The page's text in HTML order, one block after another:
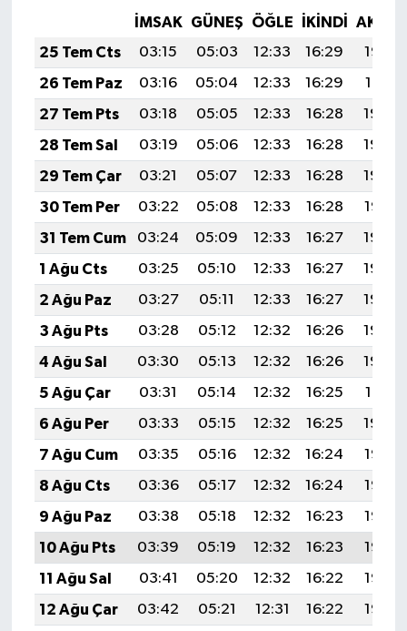
İMSAK GÜNEŞ ÖĞLE İKINDI
25 Tem Cts
03:15 05:03 12:33 16:29
19:52
26 Tem Paz
03:16 05:04 12:33 16:29
19:51
27 Tem Pts
03:18 05:05 12:33 16:28
19:50
28 Tem Sal
03:19 05:06 12:33 16:28
19:49
29 Tem Çar
03:21 05:07 12:33 16:28
19:48
30 Tem Per
03:22 05:08 12:33 16:28
19:47
31 Tem Cum
03:24 05:09 12:33 16:27
19:46
1 Ağu Cts
03:25 05:10 12:33 16:27
19:45
2 Ağu Paz
03:27 05:11 12:33 16:27
19:44
3 Ağu Pts
03:28 05:12 12:32 16:26
19:43
4 Ağu Sal
03:30 05:13 12:32 16:26
19:42
5 Ağu Çar
03:31 05:14 12:32 16:25
19:41
6 Ağu Per
03:33 05:15 12:32 16:25
19:40
7 Ağu Cum
03:35 05:16 12:32 16:24
19:38
8 Ağu Cts
03:36 05:17 12:32 16:24
19:37
9 Ağu Paz
03:38 05:18 12:32 16:23
19:36
10 Ağu Pts
03:39 05:19 12:32 16:23
19:35
11 Ağu Sal
03:41 05:20 12:32 16:22
19:33
12 Ağu Çar
03:42 05:21 12:31 16:22
19:32
Yaşam